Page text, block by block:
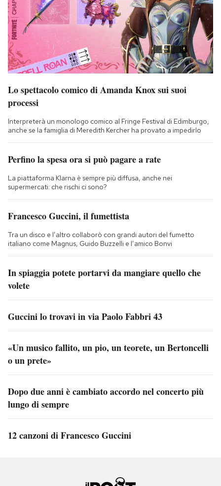
Lo spettacolo comico di Amanda Knox sui suoi
processi
Interpreterà un monologo comico al Fringe Festival di Edimburgo,
anche se la famiglia di Meredith Kercher ha provato a impedirlo
Perfino la spesa ora si può pagare a rate
La piattaforma Klarna è sempre più diffusa, anche nei
supermercati: che rischi ci sono?
Francesco Guccini, il fumettista
Tra un disco e l’altro collaborò con grandi autori del fumetto
italiano come Magnus, Guido Buzzelli e l’amico Bonvi
In spiaggia potete portarvi da mangiare quello che
volete
Guccini lo trovavi in via Paolo Fabbri 43
«Un musico fallito, un pio, un teorete, un Bertoncelli
o un prete»
Dopo due anni è cambiato accordo nel concerto più
lungo di sempre
12 canzoni di Francesco Guccini